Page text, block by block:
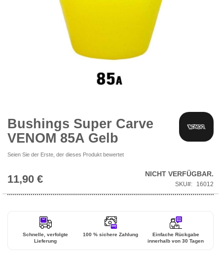
Bildgalerie
springen
Bushings Super Carve
VENOM 85A Gelb
Seien Sie der Erste, der dieses Produkt bewertet
11,90 € NICHT VERFÜGBAR.
SKU 16012
Schnelle, verfolgte
Lieferung
100 % sichere Zahlung
Einfache Rückgabe
innerhalb von 30 Tagen